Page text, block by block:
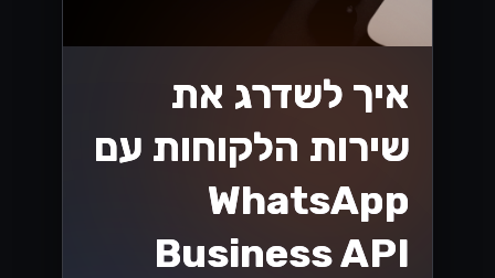
איך לשדרג את
שירות הלקוחות עם
WhatsApp
Business API